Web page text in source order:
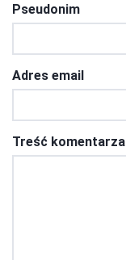
Pseudonim
Adres email
Treść komentarza